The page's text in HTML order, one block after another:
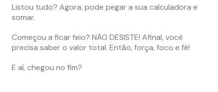
Listou tudo? Agora, pode pegar a sua calculadora e
somar.
Começou a ficar feio? NÃO DESISTE! Afinal, você
precisa saber o valor total. Então, força, foco e fé!
E aí, chegou no fim?